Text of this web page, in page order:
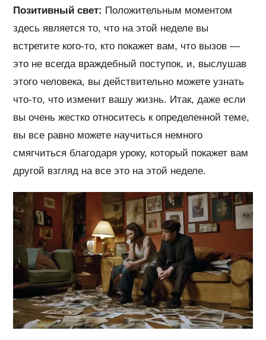
Позитивный свет: Положительным моментом
здесь является то, что на этой неделе вы
встретите кого-то, кто покажет вам, что вызов —
это не всегда враждебный поступок, и, выслушав
этого человека, вы действительно можете узнать
что-то, что изменит вашу жизнь. Итак, даже если
вы очень жестко относитесь к определенной теме,
вы все равно можете научиться немного
смягчиться благодаря уроку, который покажет вам
другой взгляд на все это на этой неделе.